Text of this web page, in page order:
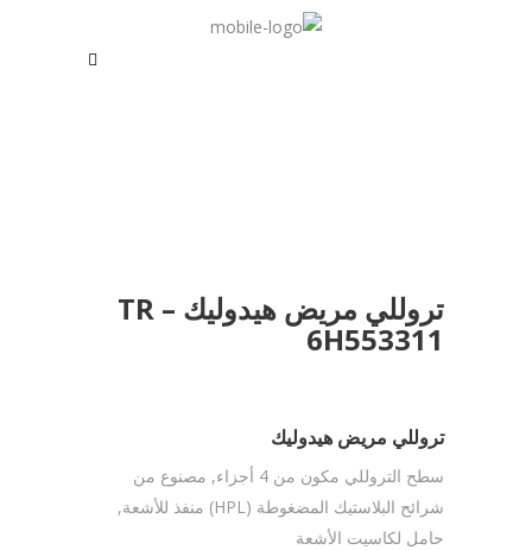
تروللي مريض هيدوليك – TR
6H553311
تروللي مريض هيدوليك
سطح التروللي مكون من 4 أجزاء, مصنوع من
شرائح البلاستيك المضغوطة (HPL) منفذ للأشعة,
حامل لكاسيت الأشعة